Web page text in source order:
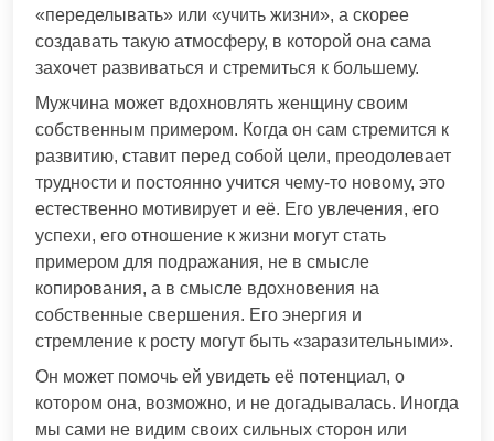
«переделывать» или «учить жизни», а скорее
создавать такую атмосферу, в которой она сама
захочет развиваться и стремиться к большему.
Мужчина может вдохновлять женщину своим
собственным примером. Когда он сам стремится к
развитию, ставит перед собой цели, преодолевает
трудности и постоянно учится чему-то новому, это
естественно мотивирует и её. Его увлечения, его
успехи, его отношение к жизни могут стать
примером для подражания, не в смысле
копирования, а в смысле вдохновения на
собственные свершения. Его энергия и
стремление к росту могут быть «заразительными».
Он может помочь ей увидеть её потенциал, о
котором она, возможно, и не догадывалась. Иногда
мы сами не видим своих сильных сторон или